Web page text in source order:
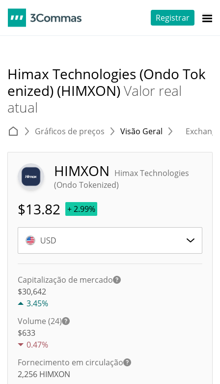
Registrar
Himax Technologies (Ondo Tok
enized) (HIMXON)Valor real
atual
Gráficos de preços Visão Geral
HIMXON Himax Technologies
(Ondo Tokenized)
$13.82 + 2.99%
USD
Capitalização de mercado
$30,642
3.45%
Volume (24)
$633
0.47%
Fornecimento em circulação
2,256 HIMXON